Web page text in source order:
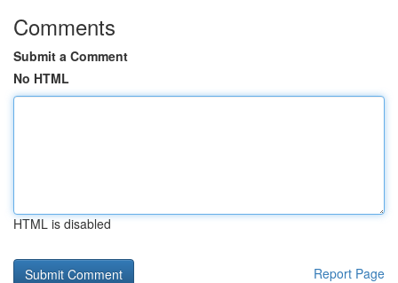
Comments
Submit a Comment
No HTML
HTML is disabled
Report Page